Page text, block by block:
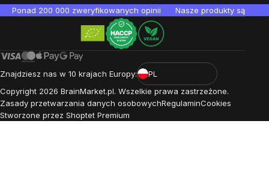
Ponad 200 000 zweryfikowanych opinii Nasze produkty są
Znajdziesz nas w 10 krajach Europy:
PL
Copyright 2026 BrainMarket.pl. Wszelkie prawa zastrzeżone.
Zasady przetwarzania danych osobowychRegulaminCookies
Stworzone przez Shoptet Premium